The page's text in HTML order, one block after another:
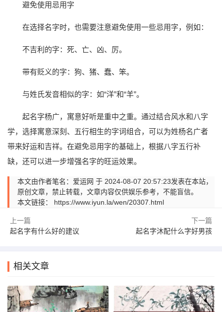
避免使用忌用字
在选择名字时，也需要注意避免使用一些忌用字，例如：
不吉利的字：死、亡、凶、厉。
带有贬义的字：狗、猪、蠢、笨。
与姓氏发音相似的字：如“洋”和“羊”。
起名字杨广，寓意好听是重中之重。通过结合风水和八字
学，选择寓意深刻、五行相生的字词组合，可以为姓杨名广者
带来好运和吉祥。在避免忌用字的基础上，根据八字五行补
缺，还可以进一步增强名字的旺运效果。
本文由作者笔名：爱运网 于 2024-08-07 20:57:23发表在本站，
原创文章，禁止转载，文章内容仅供娱乐参考，不能盲信。
本文链接： https://www.iyun.la/wen/20307.html
上一篇
起名字有什么好的建议
下一篇
起名字沐配什么字好男孩
相关文章